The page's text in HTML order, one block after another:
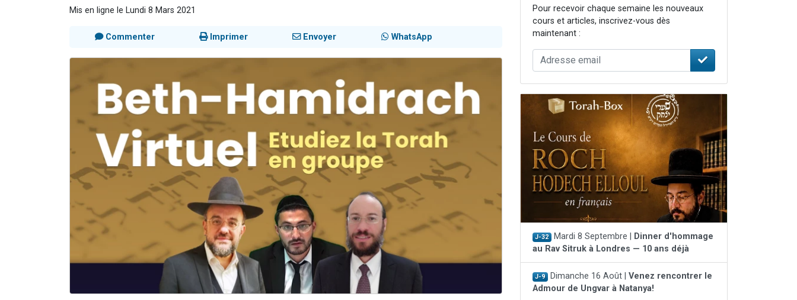
Mis en ligne le Lundi 8 Mars 2021
Commenter Imprimer Envoyer WhatsApp
Pour recevoir chaque semaine les nouveaux
cours et articles, inscrivez-vous dès
maintenant :
J-32 Mardi 8 Septembre |
Dinner d'hommage
au Rav Sitruk à Londres — 10 ans déjà
J-9 Dimanche 16 Août | Venez rencontrer le
Admour de Ungvar à Natanya!